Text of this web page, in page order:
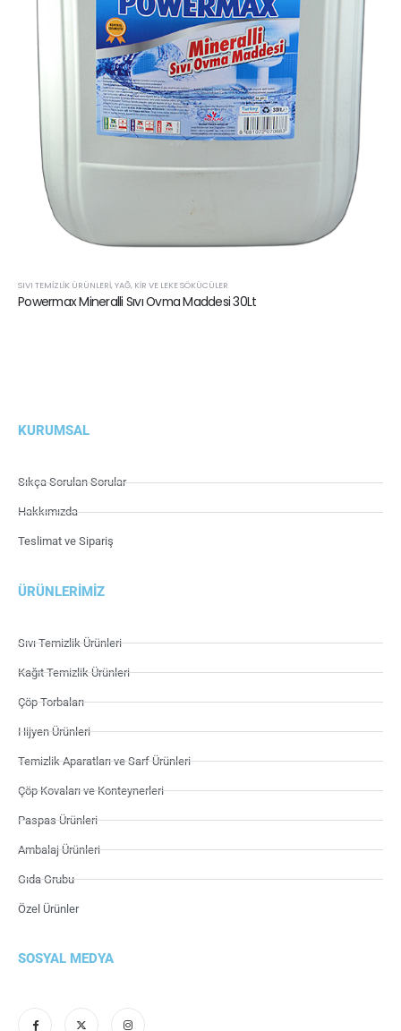
YAĞ, KIR VE LEKE SÖKÜCÜLER
Sıvı Ovma Maddesi 30Lt
KURUMSAL
Sıkça Sorulan Sorular
Hakkımızda
Teslimat ve Sipariş
ÜRÜNLERIMIZ
Sıvı Temizlik Ürünleri
Kağıt Temizlik Ürünleri
Çöp Torbaları
Hijyen Ürünleri
Temizlik Aparatları ve Sarf Ürünleri
Çöp Kovaları ve Konteynerleri
Paspas Ürünleri
Ambalaj Ürünleri
Gıda Grubu
Özel Ürünler
SOSYAL MEDYA